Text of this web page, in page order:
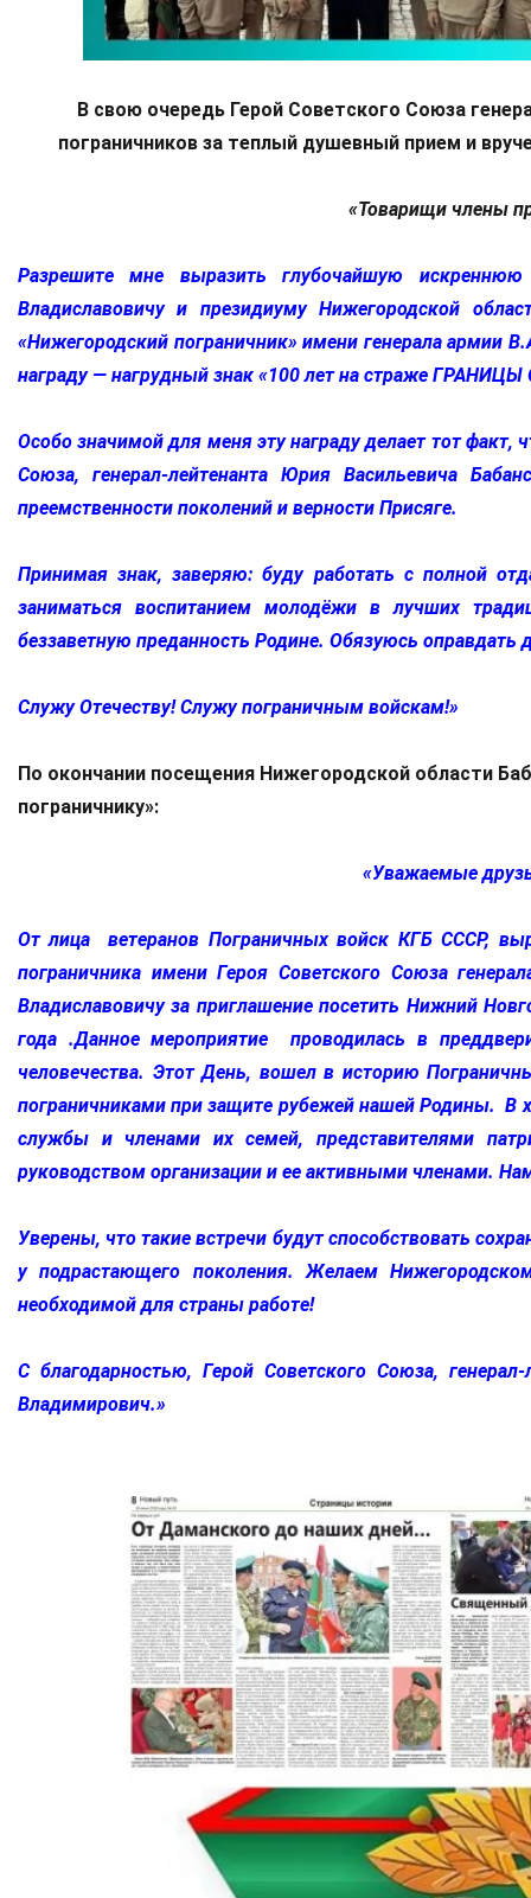
В свою очередь Герой Советского Союза
пограничников за теплый душевный прием и
«Товарищи члены
Разрешите мне выразить глубочайшую
Владиславовичу и президиуму Нижегородской
«Нижегородский пограничник» имени генерала армии
награду — нагрудный знак «100 лет на страже
Особо значимой для меня эту награду делает тот факт,
Союза, генерал-лейтенанта Юрия Васильевича
преемственности поколений и верности Присяге.
Принимая знак, заверяю: буду работать с полной
заниматься воспитанием молодёжи в лучших
беззаветную преданность Родине. Обязуюсь
Служу Отечеству! Служу пограничным войскам!»
По окончании посещения Нижегородской области
пограничнику»:
«Уважаемые
От лица ветеранов Пограничных войск КГБ СССР,
пограничника имени Героя Советского Союза
Владиславовичу за приглашение посетить Нижний
года .Данное мероприятие проводилась в
человечества. Этот День, вошел в историю
пограничниками при защите рубежей нашей Родины. В
службы и членами их семей, представителями
руководством организации и ее активными членами.
Уверены, что такие встречи будут способствовать
у подрастающего поколения. Желаем
необходимой для страны работе!
С благодарностью, Герой Советского Союза,
Владимирович.»